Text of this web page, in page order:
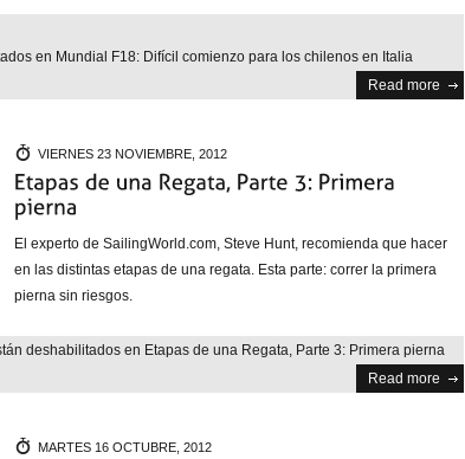
en Mundial F18: Difícil comienzo para los chilenos en Italia
Read more
VIERNES 23 NOVIEMBRE, 2012
El experto de SailingWorld.com, Steve Hunt, recomienda que hacer
en las distintas etapas de una regata. Esta parte: correr la primera
pierna sin riesgos.
deshabilitados en Etapas de una Regata, Parte 3: Primera pierna
Read more
MARTES 16 OCTUBRE, 2012